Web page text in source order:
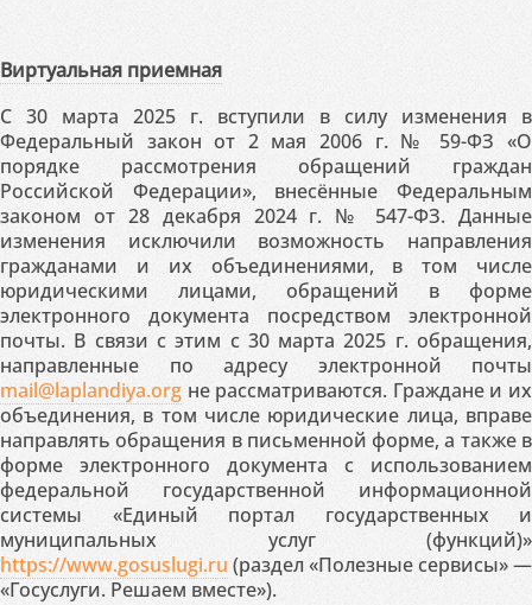
Виртуальная приемная
С 30 марта 2025 г. вступили в силу изменения в
Федеральный закон от 2 мая 2006 г. № 59-ФЗ «О
порядке рассмотрения обращений граждан
Российской Федерации», внесённые Федеральным
законом от 28 декабря 2024 г. № 547-ФЗ. Данные
изменения исключили возможность направления
гражданами и их объединениями, в том числе
юридическими лицами, обращений в форме
электронного документа посредством электронной
почты. В связи с этим с 30 марта 2025 г. обращения,
направленные по адресу электронной почты
mail@laplandiya.org не рассматриваются. Граждане и их
объединения, в том числе юридические лица, вправе
направлять обращения в письменной форме, а также в
форме электронного документа с использованием
федеральной государственной информационной
системы «Единый портал государственных и
муниципальных услуг (функций)»
https://www.gosuslugi.ru (раздел «Полезные сервисы» —
«Госуслуги. Решаем вместе»).